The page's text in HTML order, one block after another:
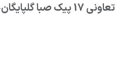
تعاونی 17 پیک صبا گلپایگان